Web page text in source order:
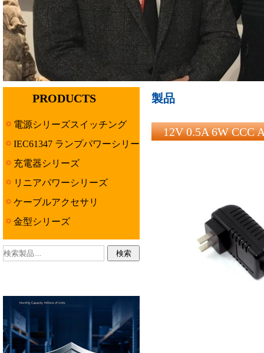
PRODUCTS
電源シリーズスイッチング
IEC61347 ランプパワーシリー
ズ充電器シリーズ
リニアパワーシリーズ
ケーブルアクセサリ
金型シリーズ
製品
12V 0.5A 6W